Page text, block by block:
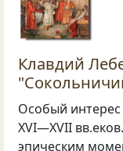
Клавдий
Особый интерес
XVI—XVII вв.
эпическим